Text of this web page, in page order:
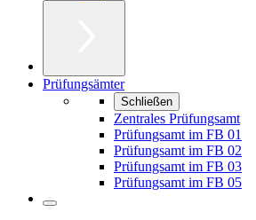
Prüfungsämter
Schließen
Zentrales Prüfungsamt
Prüfungsamt im FB 01
Prüfungsamt im FB 02
Prüfungsamt im FB 03
Prüfungsamt im FB 05